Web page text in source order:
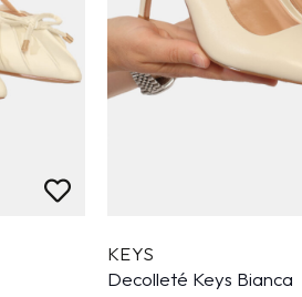
KEYS
Decolleté Keys Bianca